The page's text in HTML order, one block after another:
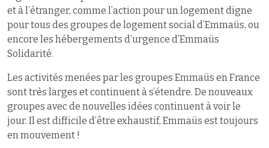
et à l’étranger, comme l’action pour un logement digne
pour tous des groupes de logement social d’Emmaüs, ou
encore les hébergements d’urgence d’Emmaüs
Solidarité.
Les activités menées par les groupes Emmaüs en France
sont très larges et continuent à s’étendre. De nouveaux
groupes avec de nouvelles idées continuent à voir le
jour. Il est difficile d’être exhaustif, Emmaüs est toujours
en mouvement !